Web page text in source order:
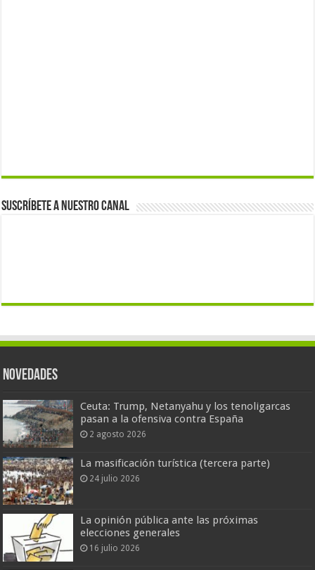
Suscríbete a nuestro canal
Novedades
Ceuta: Trump, Netanyahu y los tenoligarcas
pasan a la ofensiva contra España
2 agosto 2026
La masificación turística (tercera parte)
24 julio 2026
La opinión pública ante las próximas
elecciones generales
16 julio 2026